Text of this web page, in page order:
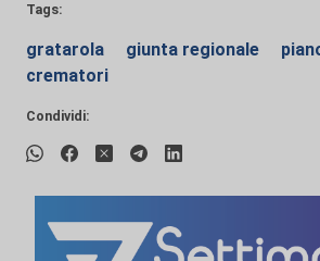
Tags:
gratarola giunta regionale
crematori
Condividi: